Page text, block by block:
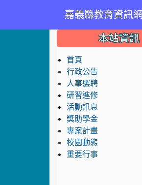
嘉義縣教育資訊網
::: 本站資訊
首頁
行政公告
人事選聘
研習進修
活動訊息
獎助學金
專案計畫
校園動態
重要行事